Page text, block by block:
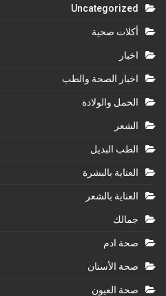
Uncategorized
أكلات صحية
اخبار
اخبار الصحة والطب
الحمل والولادة
الشعر
الطب البديل
العناية بالبشرة
العناية بالشعر
جمالك
صحة ادم
صحة الأسنان
صحة العيون